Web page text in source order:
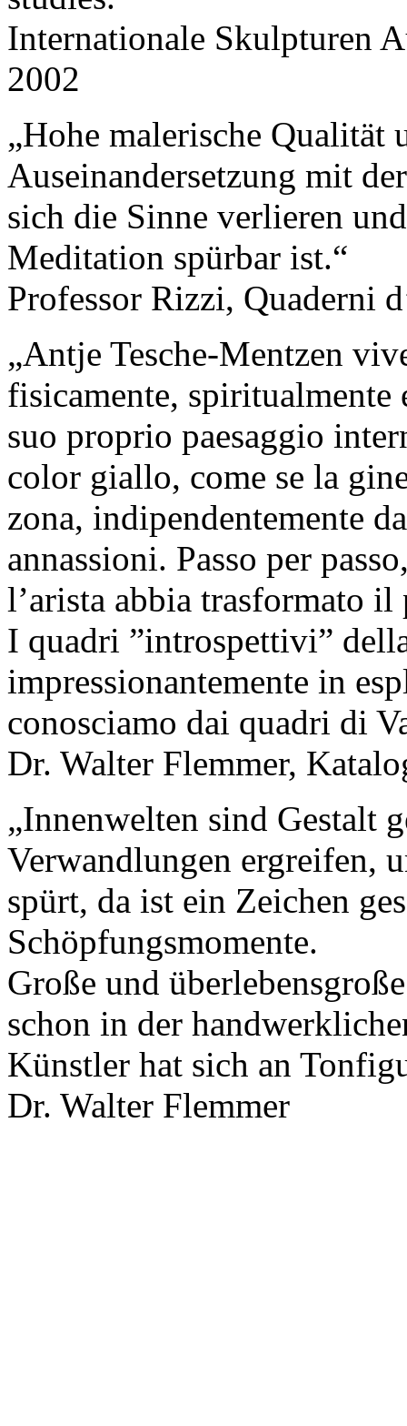
Internationale Skulpturen
2002
„Hohe malerische Qualität
Auseinandersetzung mit
sich die Sinne verlieren
Meditation spürbar ist.“
Professor Rizzi, Quaderni
„Antje Tesche-Mentzen
fisicamente, spiritualmente
suo proprio paesaggio
color giallo, come se la
zona, indipendentemente
annassioni. Passo per
l’arista abbia trasformato il
I quadri ”introspettivi”
impressionantemente in
conosciamo dai quadri di
Dr. Walter Flemmer,
„Innenwelten sind Gestalt
Verwandlungen ergreifen,
spürt, da ist ein Zeichen
Schöpfungsmomente.
Große und
schon in der
Künstler hat sich an
Dr. Walter Flemmer